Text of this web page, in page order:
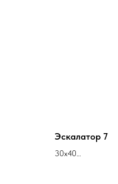
Эскалатор 7
30х40